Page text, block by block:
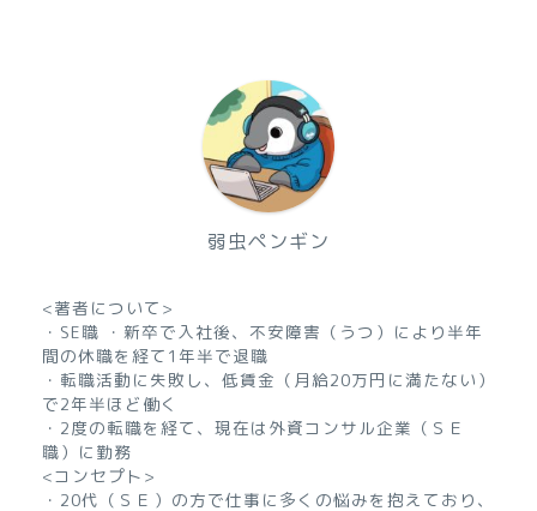
弱虫ペンギン
<著者について>
・SE職 ・新卒で入社後、不安障害（うつ）により半年
間の休職を経て1年半で退職
・転職活動に失敗し、低賃金（月給20万円に満たない）
で2年半ほど働く
・2度の転職を経て、現在は外資コンサル企業（ＳＥ
職）に勤務
<コンセプト>
・20代（ＳＥ）の方で仕事に多くの悩みを抱えており、